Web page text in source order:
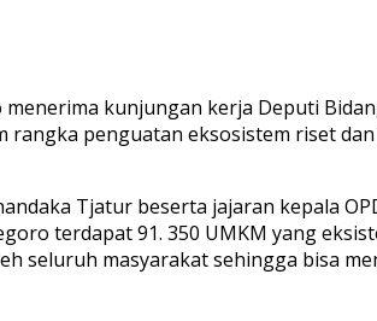
kunjungan kerja Deputi
rangka penguatan eksosistem riset
Tjatur beserta jajaran kepala
terdapat 91. 350 UMKM yang
seluruh masyarakat sehingga bisa